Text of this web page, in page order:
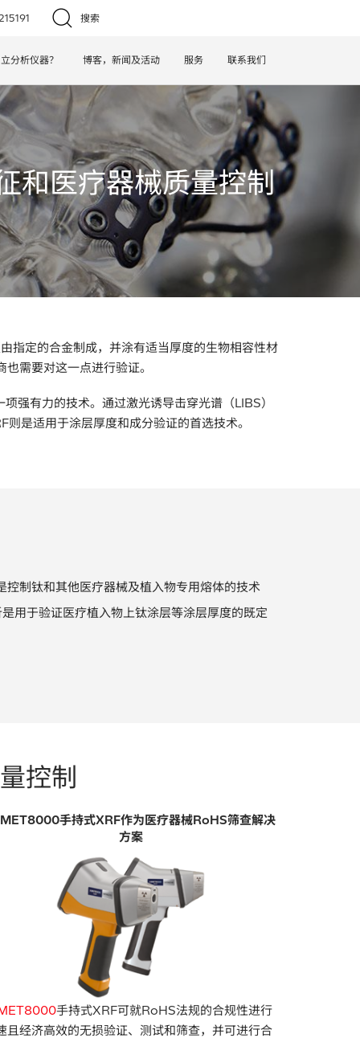
搜索
分析仪器？ 博客，新闻及活动 服务 联系我们
和医疗器械质量控制
指定的合金制成，并涂有适当厚度的生物相容性材
需要对这一点进行验证。
强有力的技术。通过激光诱导击穿光谱（LIBS）
是适用于涂层厚度和成分验证的首选技术。
控制钛和其他医疗器械及植入物专用熔体的技术
用于验证医疗植入物上钛涂层等涂层厚度的既定
控制
手持式XRF作为医疗器械RoHS筛查解决
方案
手持式XRF可就RoHS法规的合规性进行
且经济高效的无损验证、测试和筛查，并可进行合